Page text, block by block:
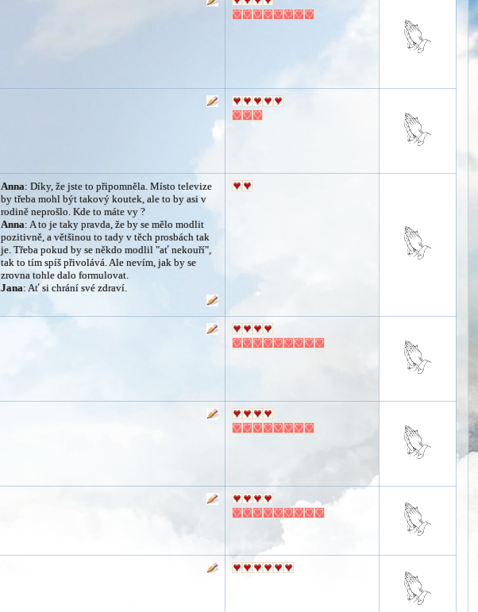
Anna: Díky, že jste to připomněla. Místo televize
by třeba mohl být takový koutek, ale to by asi v
rodině neprošlo. Kde to máte vy ?
Anna: A to je taky pravda, že by se mělo modlit
pozitivně, a většinou to tady v těch prosbách tak
je. Třeba pokud by se někdo modlil "ať nekouří",
tak to tím spíš přivolává. Ale nevím, jak by se
zrovna tohle dalo formulovat.
Jana: Ať si chrání své zdraví.